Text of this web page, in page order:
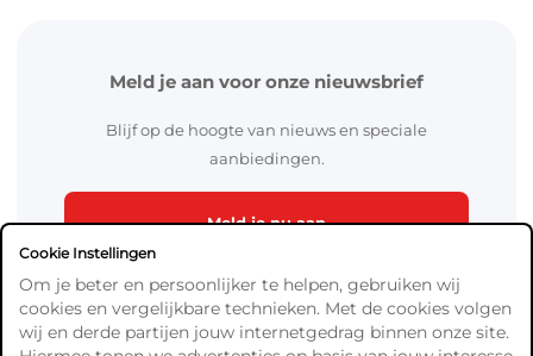
Meld je aan voor onze nieuwsbrief
Blijf op de hoogte van nieuws en speciale
aanbiedingen.
Meld je nu aan
Cookie Instellingen
Om je beter en persoonlijker te helpen, gebruiken wij
cookies en vergelijkbare technieken. Met de cookies volgen
wij en derde partijen jouw internetgedrag binnen onze site.